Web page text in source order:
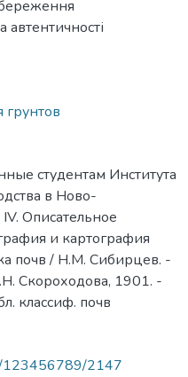
автентичності
грунтов
студентам Института
в Ново-
Описательное
и картография
почв / Н.М. Сибирцев. -
Скороходова, 1901. -
классиф. почв
123456789/2147